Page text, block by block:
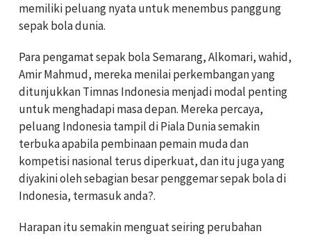
memiliki peluang nyata untuk menembus panggung
sepak bola dunia.
Para pengamat sepak bola Semarang, Alkomari, wahid,
Amir Mahmud, mereka menilai perkembangan yang
ditunjukkan Timnas Indonesia menjadi modal penting
untuk menghadapi masa depan. Mereka percaya,
peluang Indonesia tampil di Piala Dunia semakin
terbuka apabila pembinaan pemain muda dan
kompetisi nasional terus diperkuat, dan itu juga yang
diyakini oleh sebagian besar penggemar sepak bola di
Indonesia, termasuk anda?.
Harapan itu semakin menguat seiring perubahan